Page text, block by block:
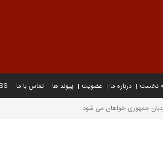
نخست درباره ما عضویت پیوند ها تماس با ما
نردبان جمهوری خواهان می شود